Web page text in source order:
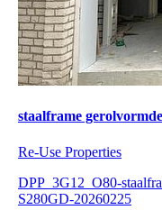
staalframe
Re-Use Properties
DPP_3G12_O80-
S280GD-20260225